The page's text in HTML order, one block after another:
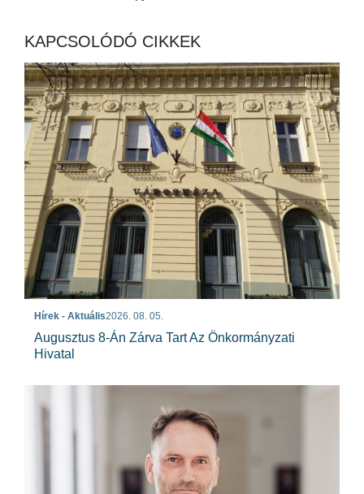
KAPCSOLÓDÓ CIKKEK
Hírek - Aktuális2026. 08. 05.
Augusztus 8-Án Zárva Tart Az Önkormányzati
Hivatal